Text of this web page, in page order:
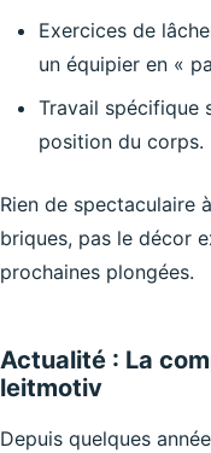
Exercices de
un équipier en «
Travail spécifique
position du corps.
Rien de spectaculaire
briques, pas le décor
prochaines plongées.
Actualité : La
leitmotiv
Depuis quelques